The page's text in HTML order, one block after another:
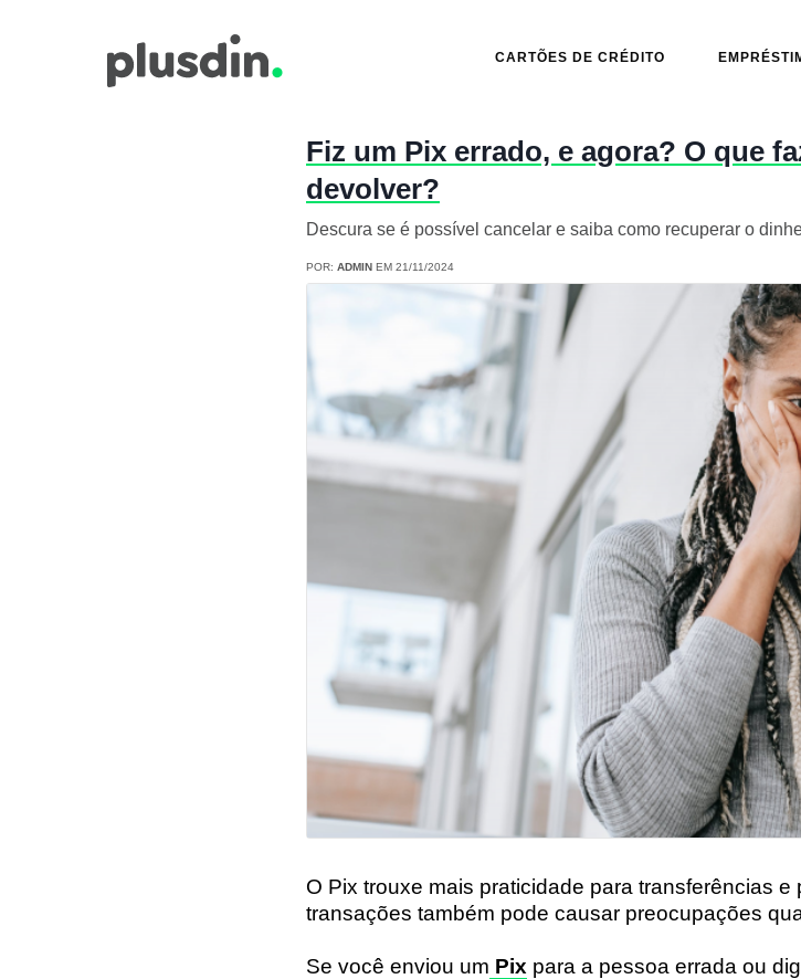
CARTÕES DE CRÉDITO
Fiz um Pix errado, e agora? O que
devolver?
Descura se é possível cancelar e saiba como recuperar o
POR: ADMIN EM 21/11/2024
O Pix trouxe mais praticidade para transferências
transações também pode causar preocupações
Se você enviou um Pix para a pessoa errada ou